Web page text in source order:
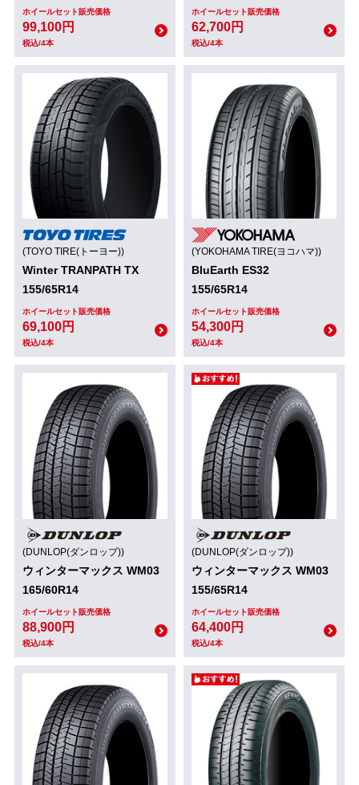
ホイールセット販売価格
99,100円
税込/4本
ホイールセット販売価格
62,700円
税込/4本
(TOYO TIRE(トーヨー))
Winter TRANPATH TX
155/65R14
ホイールセット販売価格
69,100円
税込/4本
(YOKOHAMA TIRE(ヨコハマ))
BluEarth ES32
155/65R14
ホイールセット販売価格
54,300円
税込/4本
(DUNLOP(ダンロップ))
ウィンターマックス WM03
165/60R14
ホイールセット販売価格
88,900円
税込/4本
(DUNLOP(ダンロップ))
ウィンターマックス WM03
155/65R14
ホイールセット販売価格
64,400円
税込/4本